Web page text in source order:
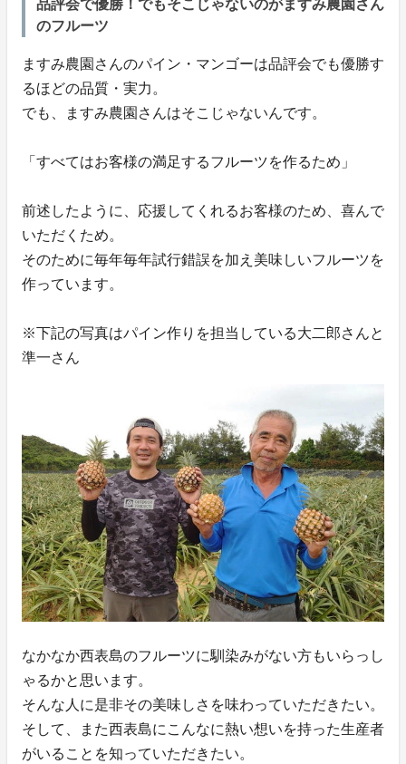
品評会で優勝！でもそこじゃないのがますみ農園さん
のフルーツ
ますみ農園さんのパイン・マンゴーは品評会でも優勝す
るほどの品質・実力。
でも、ますみ農園さんはそこじゃないんです。
「すべてはお客様の満足するフルーツを作るため」
前述したように、応援してくれるお客様のため、喜んで
いただくため。
そのために毎年毎年試行錯誤を加え美味しいフルーツを
作っています。
※下記の写真はパイン作りを担当している大二郎さんと
準一さん
なかなか西表島のフルーツに馴染みがない方もいらっし
ゃるかと思います。
そんな人に是非その美味しさを味わっていただきたい。
そして、また西表島にこんなに熱い想いを持った生産者
がいることを知っていただきたい。